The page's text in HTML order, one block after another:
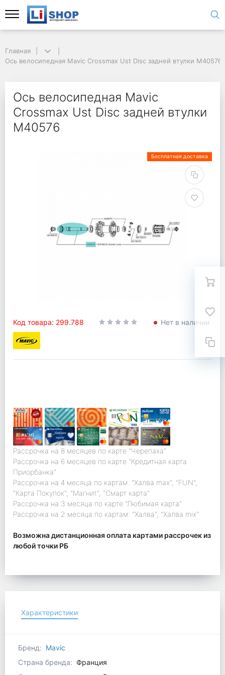
Главная
Ось велосипедная Mavic Crossmax Ust Disc задней втулки M40576
Ось велосипедная Mavic
Crossmax Ust Disc задней втулки
M40576
Бесплатная доставка
Код товара: 299.788 Нет в наличии
Рассрочка на 8 месяцев по карте "Черепаха"
Рассрочка на 6 месяцев по карте "Кредитная карта
Приорбанка"
Рассрочка на 4 месяца по картам: "Халва max", "FUN",
"Карта Покупок", "Магнит", "Смарт карта"
Рассрочка на 3 месяца по карте "Любимая карта"
Рассрочка на 2 месяца по картам: "Халва", "Халва mix"
Возможна дистанционная оплата картами рассрочек из
любой точки РБ
Характеристики
Бренд: Mavic
Страна бренда: Франция